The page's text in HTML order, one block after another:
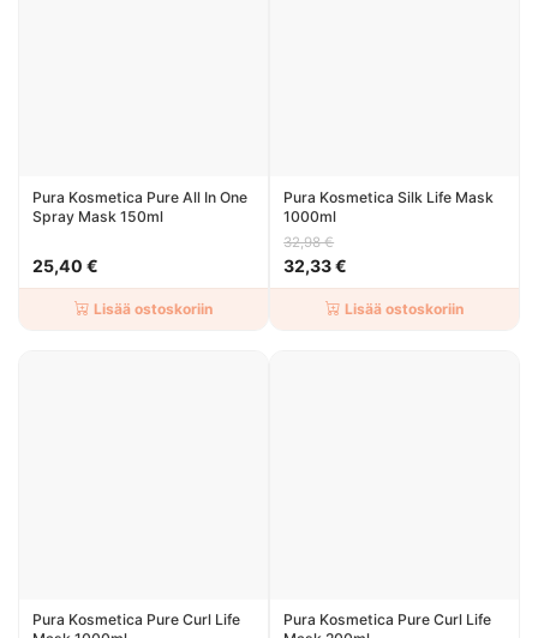
Pura Kosmetica Pure All In One
Spray Mask 150ml
25,40 €
Lisää ostoskoriin
Pura Kosmetica Silk Life Mask
1000ml
32,98 €
32,33 €
Lisää ostoskoriin
Pura Kosmetica Pure Curl Life
Pura Kosmetica Pure Curl Life